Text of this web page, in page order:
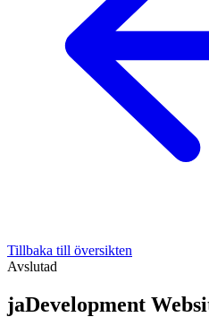
Tillbaka till översikten
Avslutad
jaDevelopment